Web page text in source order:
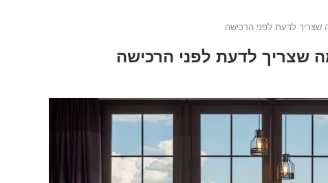
שצריך לדעת לפני הרכישה
שצריך לדעת לפני הרכישה